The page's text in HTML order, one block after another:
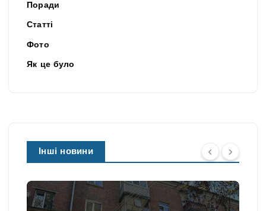
Поради
Статті
Фото
Як це було
Інші новини